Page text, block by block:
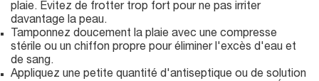
plaie. Évitez de frotter trop fort pour ne pas irriter
davantage la peau.
Tamponnez doucement la plaie avec une compresse
stérile ou un chiffon propre pour éliminer l'excès d'eau et
de sang.
Appliquez une petite quantité d'antiseptique ou de solution